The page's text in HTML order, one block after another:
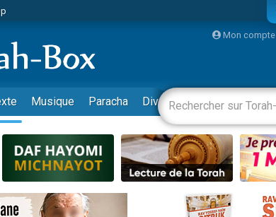
Torah-Box
: pauvres d'Israel
ans, dans un appartement insalubre
Mon compte
Musique Paracha Divertissements Livres